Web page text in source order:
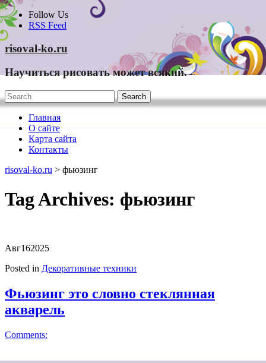
Skip
to
content
Follow Us
RSS Feed
risoval-ko.ru
Научиться рисовать может всякий.
Главная
О сайте
Карта сайта
Контакты
risoval-ko.ru > фьюзинг
Tag Archives: фьюзинг
Авг162025
Posted in Декоративные техники
Фьюзинг это словно стеклянная
акварель
Comments: